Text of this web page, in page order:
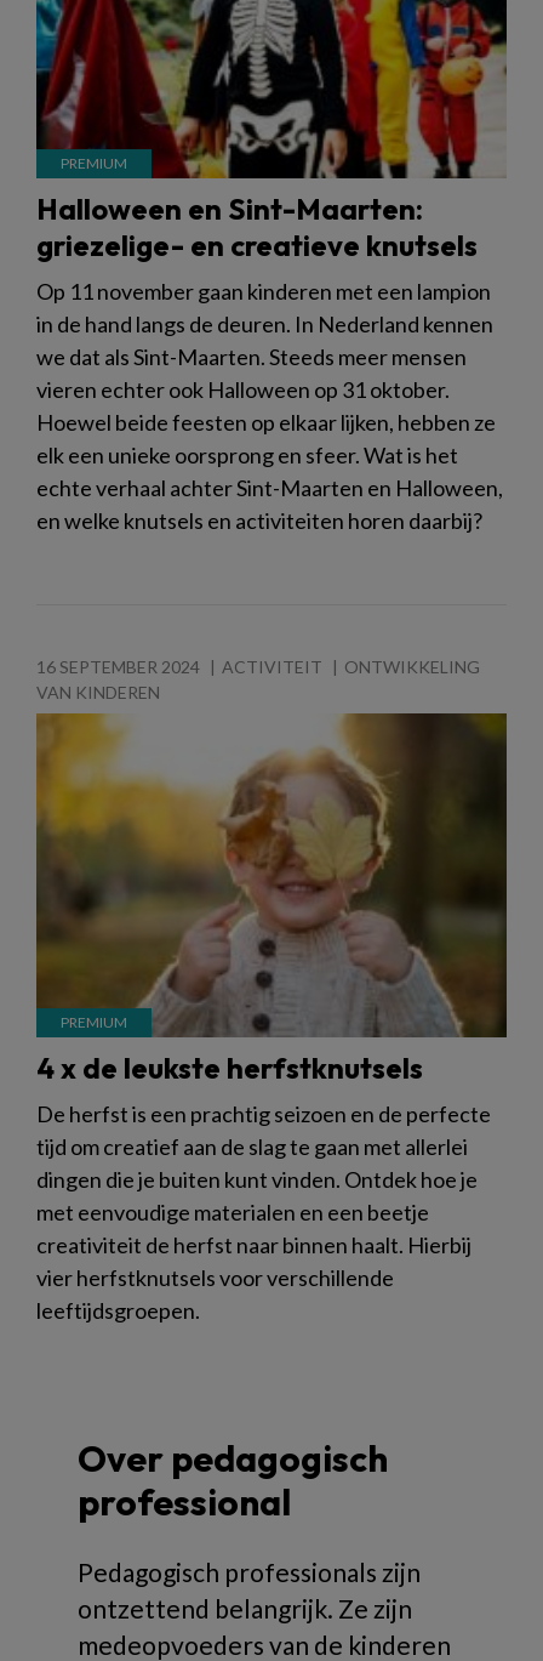
Halloween en Sint-Maarten:
griezelige- en creatieve knutsels
Op 11 november gaan kinderen met een lampion
in de hand langs de deuren. In Nederland kennen
we dat als Sint-Maarten. Steeds meer mensen
vieren echter ook Halloween op 31 oktober.
Hoewel beide feesten op elkaar lijken, hebben ze
elk een unieke oorsprong en sfeer. Wat is het
echte verhaal achter Sint-Maarten en Halloween,
en welke knutsels en activiteiten horen daarbij?
16 SEPTEMBER 2024 ACTIVITEIT
ONTWIKKELING
VAN KINDEREN
4 x de leukste herfstknutsels
De herfst is een prachtig seizoen en de perfecte
tijd om creatief aan de slag te gaan met allerlei
dingen die je buiten kunt vinden. Ontdek hoe je
met eenvoudige materialen en een beetje
creativiteit de herfst naar binnen haalt. Hierbij
vier herfstknutsels voor verschillende
leeftijdsgroepen.
Over pedagogisch
professional
Pedagogisch professionals zijn
ontzettend belangrijk. Ze zijn
medeopvoeders van de kinderen